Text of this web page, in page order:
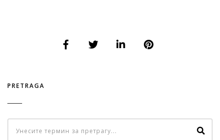
PRETRAGA